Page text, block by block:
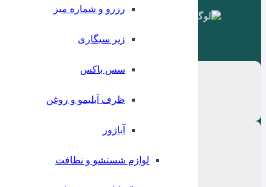
رزرو و شماره میز
زیر سیگاری
سس باکس
ظرف آبلیمو و روغن
آباژور
لوازم شستشو و نظافت